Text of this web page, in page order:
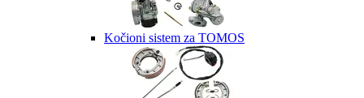
Kočioni sistem za TOMOS